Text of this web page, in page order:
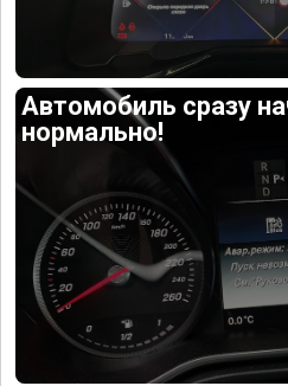
Автомобиль сразу
нормально!